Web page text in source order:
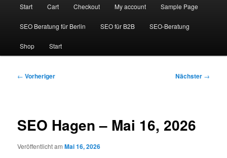
Start Cart Checkout My account Sample Page
SEO Beratung für Berlin SEO für B2B SEO-Beratung
Shop Start
Beitragsnavigation
← Vorheriger Nächster →
SEO Hagen – Mai 16, 2026
Veröffentlicht amMai 16, 2026